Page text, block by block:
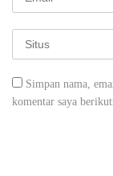
Simpan nama,
komentar saya